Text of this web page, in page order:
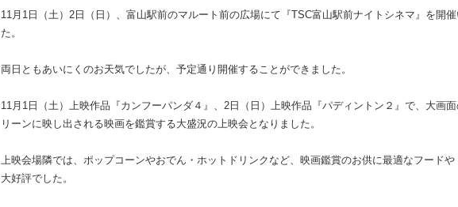
11月1日（土）2日（日）、富山駅前のマルート前の広場にて『TSC富山駅前ナイトシネマ』を開
た。
両日ともあいにくのお天気でしたが、予定通り開催することができました。
11月1日（土）上映作品『カンフーパンダ４』、2日（日）上映作品『パディントン２』で、大画
リーンに映し出される映画を鑑賞する大盛況の上映会となりました。
上映会場隣では、ポップコーンやおでん・ホットドリンクなど、映画鑑賞のお供に最適なフードや
大好評でした。